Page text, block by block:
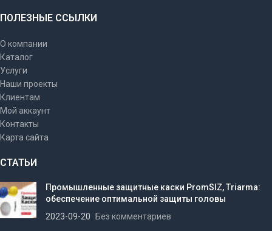
ПОЛЕЗНЫЕ ССЫЛКИ
О компании
Каталог
Услуги
Наши проекты
Клиентам
Мой аккаунт
Контакты
Карта сайта
СТАТЬИ
Промышленные защитные каски PromSIZ, Triarma:
обеспечение оптимальной защиты головы
2023-09-20
Без комментариев